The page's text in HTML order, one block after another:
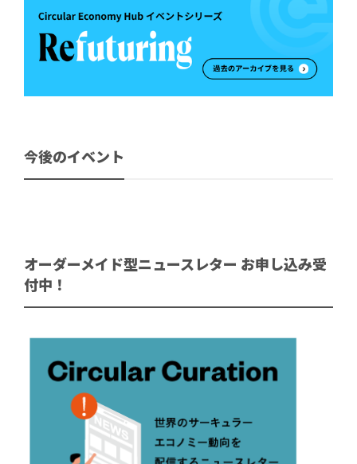
今後のイベント
オーダーメイド型ニュースレター お申し込み受
付中！